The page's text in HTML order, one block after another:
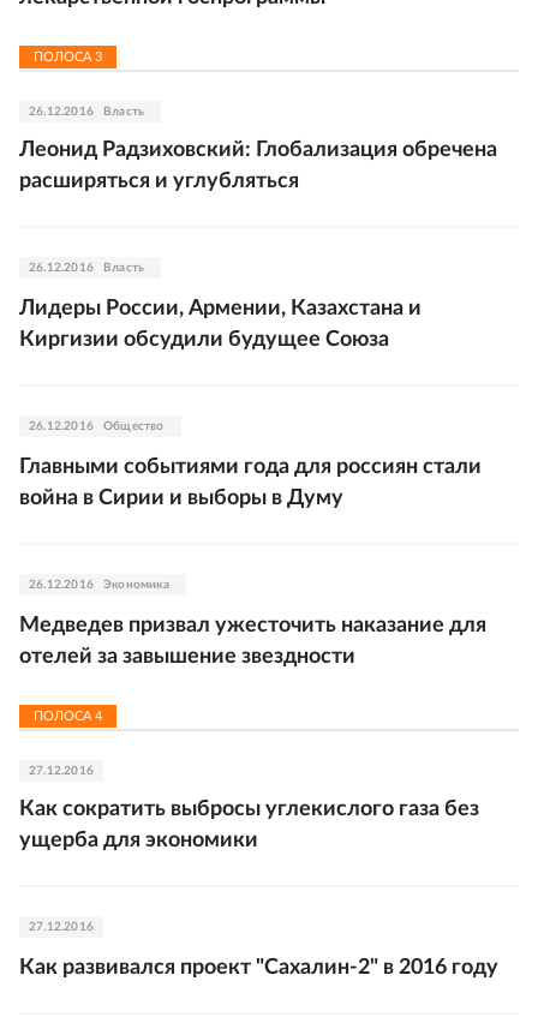
ПОЛОСА3
26.12.2016 Власть
Леонид Радзиховский: Глобализация обречена
расширяться и углубляться
26.12.2016 Власть
Лидеры России, Армении, Казахстана и
Киргизии обсудили будущее Союза
26.12.2016 Общество
Главными событиями года для россиян стали
война в Сирии и выборы в Думу
26.12.2016 Экономика
Медведев призвал ужесточить наказание для
отелей за завышение звездности
ПОЛОСА4
27.12.2016
Как сократить выбросы углекислого газа без
ущерба для экономики
27.12.2016
Как развивался проект "Сахалин-2" в 2016 году